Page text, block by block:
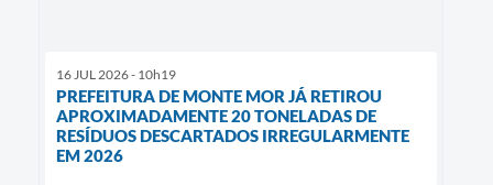
16 JUL 2026 - 10h19
PREFEITURA DE MONTE MOR JÁ RETIROU
APROXIMADAMENTE 20 TONELADAS DE
RESÍDUOS DESCARTADOS IRREGULARMENTE
EM 2026